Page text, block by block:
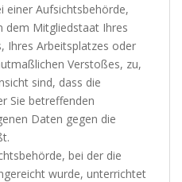
einer Aufsichtsbehörde,
dem Mitgliedstaat Ihres
Ihres Arbeitsplatzes oder
Verstoßes, zu,
sind, dass die
Sie betreffenden
Daten gegen die
bei der die
wurde, unterrichtet